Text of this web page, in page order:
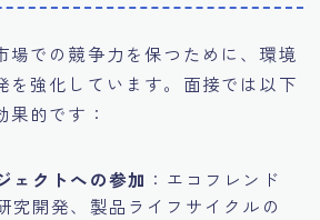
場での競争力を保つために、環境
を強化しています。面接では以下
果的です：
ェクトへの参加 ：エコフレンド
究開発、製品ライフサイクルの